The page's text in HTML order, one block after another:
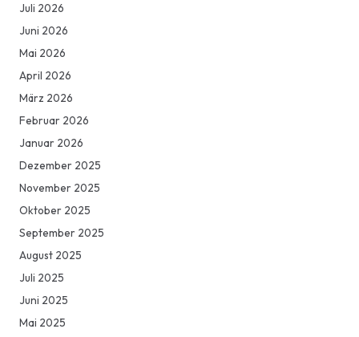
Juli 2026
Juni 2026
Mai 2026
April 2026
März 2026
Februar 2026
Januar 2026
Dezember 2025
November 2025
Oktober 2025
September 2025
August 2025
Juli 2025
Juni 2025
Mai 2025